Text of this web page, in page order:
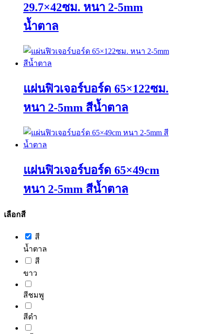
may
be
chosen
the
product
page
29.7×42ซม. หนา 2-5mm
น้ำตาล
This
product
has
variants.
The
may
chosen
on
the
แผ่นฟิวเจอร์บอร์ด 65×122ซม.
หนา 2-5mm สีน้ำตาล
This
product
has
variants.
The
may
chosen
on
product
page
แผ่นฟิวเจอร์บอร์ด 65×49cm
หนา 2-5mm สีน้ำตาล
This
multiple
variants.
options
may
be
chosen
on
the
product
page
เลือกสี
สี
น้ำตาล
สี
ขาว
สีชมพู
สีดำ